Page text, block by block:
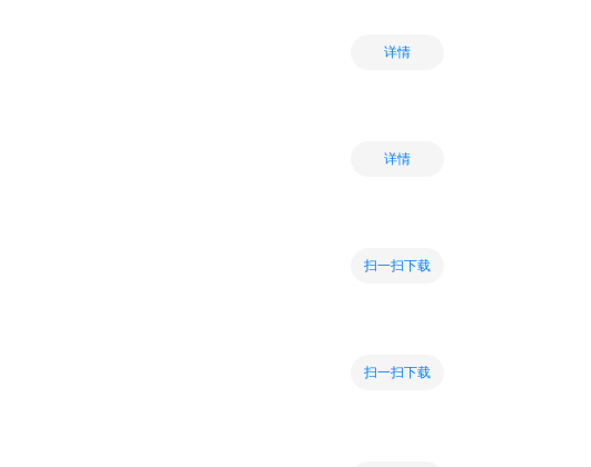
详情
详情
扫一扫下载
扫一扫下载